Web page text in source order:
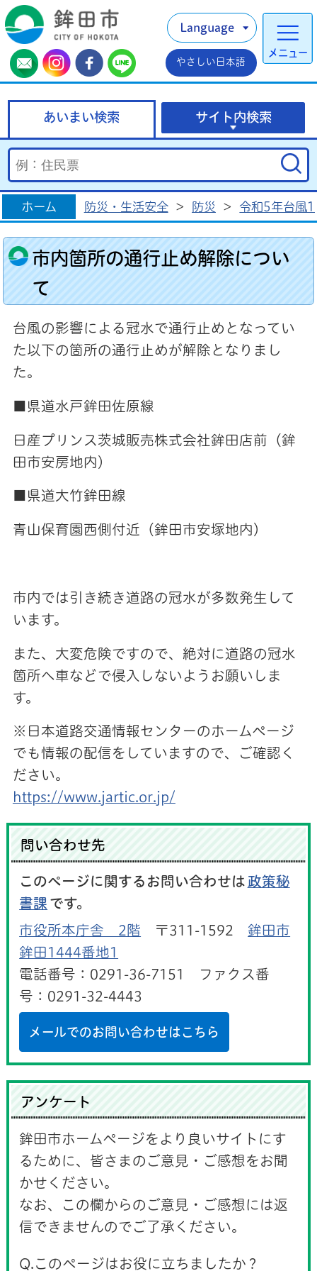
メニュー
Language
やさしい日本語
あいまい検索 サイト内検索
ホーム 防災・生活安全 > 防災 > 令和5年台風
市内箇所の通行止め解除につい
て
台風の影響による冠水で通行止めとなってい
た以下の箇所の通行止めが解除となりまし
た。
■県道水戸鉾田佐原線
日産プリンス茨城販売株式会社鉾田店前（鉾
田市安房地内）
■県道大竹鉾田線
青山保育園西側付近（鉾田市安塚地内）
市内では引き続き道路の冠水が多数発生して
います。
また、大変危険ですので、絶対に道路の冠水
箇所へ車などで侵入しないようお願いしま
す。
※日本道路交通情報センターのホームページ
でも情報の配信をしていますので、ご確認く
ださい。
https://www.jartic.or.jp/
問い合わせ先
このページに関するお問い合わせは 政策秘
書課 です。
市役所本庁舎 2階 〒311-1592 鉾田市
鉾田1444番地1
電話番号：0291-36-7151 ファクス番
号：0291-32-4443
メールでのお問い合わせはこちら
アンケート
鉾田市ホームページをより良いサイトにす
るために、皆さまのご意見・ご感想をお聞
かせください。
なお、この欄からのご意見・ご感想には返
信できませんのでご了承ください。
Q.このページはお役に立ちましたか？